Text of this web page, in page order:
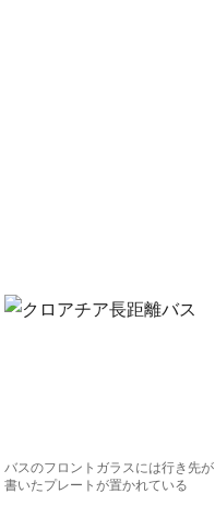
バスのフロントガラスには行き先が
書いたプレートが置かれている